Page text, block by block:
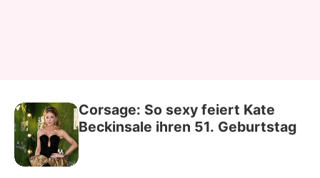
Corsage: So sexy feiert Kate
Beckinsale ihren 51. Geburtstag